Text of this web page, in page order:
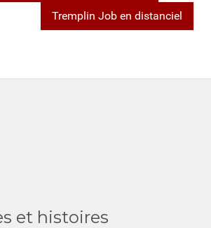
Tremplin Job en distanciel
et histoires